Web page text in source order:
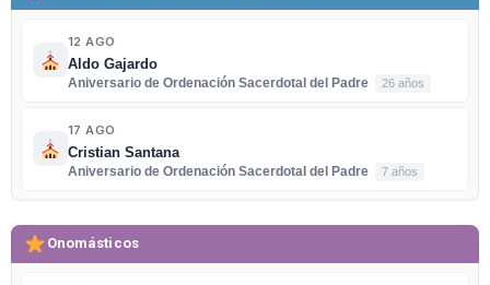
12 AGO
Aldo Gajardo
Aniversario de Ordenación Sacerdotal del Padre
26 años
17 AGO
Cristian Santana
Aniversario de Ordenación Sacerdotal del Padre
7 años
Onomásticos